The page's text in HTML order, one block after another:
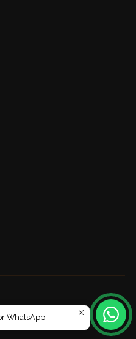
por Jumpseller
WhatsApp